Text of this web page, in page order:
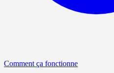
Comment ça fonctionne